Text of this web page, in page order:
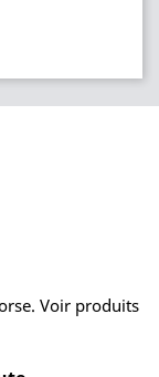
Voir produits